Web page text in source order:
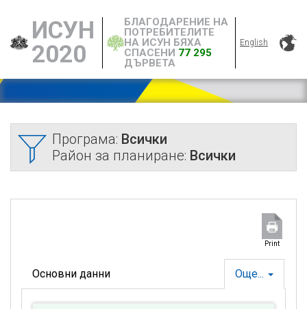
ИСУН
2020
БЛАГОДАРЕНИЕ НА
ПОТРЕБИТЕЛИТЕ
НА ИСУН БЯХА
СПАСЕНИ 77 295
ДЪРВЕТА
English
Програма: Всички
Район за планиране: Всички
Print
Още...
Основни данни